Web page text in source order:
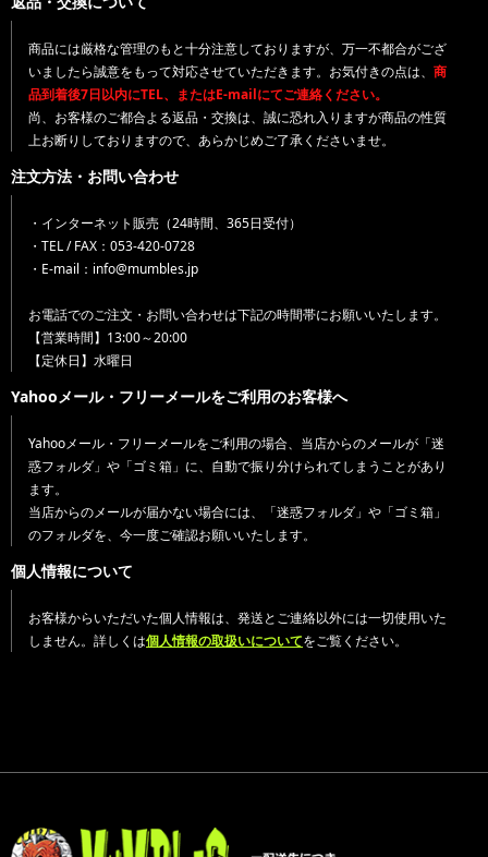
商品には厳格な管理のもと十分注意しておりますが、万一不都合がござ
いましたら誠意をもって対応させていただきます。お気付きの点は、 商
品到着後7日以内にTEL、またはE-mailにてご連絡ください。
尚、お客様のご都合よる返品・交換は、誠に恐れ入りますが商品の性質
上お断りしておりますので、あらかじめご了承くださいませ。
注文方法・お問い合わせ
・インターネット販売（24時間、365日受付）
・TEL / FAX：053-420-0728
・E-mail：info@mumbles.jp
お電話でのご注文・お問い合わせは下記の時間帯にお願いいたします。
【営業時間】13:00～20:00
【定休日】水曜日
Yahooメール・フリーメールをご利用のお客様へ
Yahooメール・フリーメールをご利用の場合、当店からのメールが「迷
惑フォルダ」や「ゴミ箱」に、自動で振り分けられてしまうことがあり
ます。
当店からのメールが届かない場合には、「迷惑フォルダ」や「ゴミ箱」
のフォルダを、今一度ご確認お願いいたします。
個人情報について
お客様からいただいた個人情報は、発送とご連絡以外には一切使用いた
しません。詳しくは個人情報の取扱いについてをご覧ください。